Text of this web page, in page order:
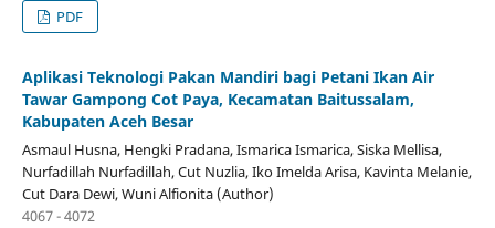
PDF
Aplikasi Teknologi Pakan Mandiri bagi Petani Ikan Air
Tawar Gampong Cot Paya, Kecamatan Baitussalam,
Kabupaten Aceh Besar
Asmaul Husna, Hengki Pradana, Ismarica Ismarica, Siska Mellisa,
Nurfadillah Nurfadillah, Cut Nuzlia, Iko Imelda Arisa, Kavinta Melanie,
Cut Dara Dewi, Wuni Alfionita (Author)
4067 - 4072